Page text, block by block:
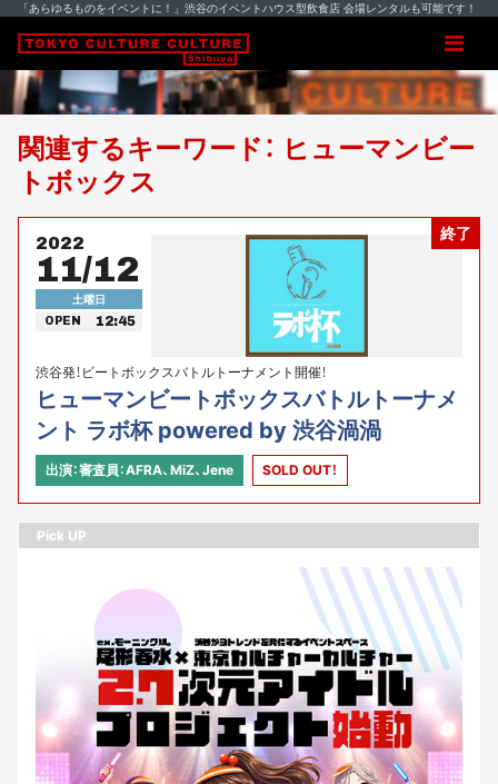
「あらゆるものをイベントに！」渋谷のイベントハウス型飲食店 会場レンタルも可能です！
関連するキーワード： ヒューマンビー
トボックス
終了
2022
11/12
土曜日
OPEN 12:45
渋谷発！ビートボックスバトルトーナメント開催！
ヒューマンビートボックスバトルトーナメ
ント ラボ杯 powered by 渋谷渦渦
出演：審査員：AFRA、MiZ、Jene SOLD OUT！
Pick UP